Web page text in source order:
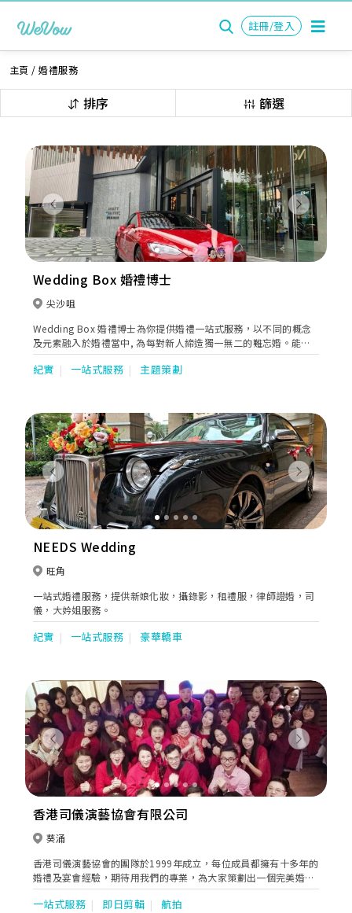
註冊/登入
主頁 /婚禮服務
排序 篩選
Previous Next
Wedding Box 婚禮博士
尖沙咀
Wedding Box 婚禮博士為你提供婚禮一站式服務，以不同的概念
及元素融入於婚禮當中, 為每對新人締造獨一無二的難忘婚。能使
新人盡情享受 婚宴過程，賓客 “盛興而來、盡興而歸” 更是我們
的服務宗旨。而充滿熱誠的專業團隊，定能為每對新人送上細緻、
紀實 一站式服務 主題策劃
Previous Next
NEEDS Wedding
旺角
一站式婚禮服務，提供新娘化妝，攝錄影，租禮服，律師證婚，司
儀，大妗姐服務。
紀實 一站式服務 豪華轎車
Previous Next
香港司儀演藝協會有限公司
葵涌
香港司儀演藝協會的團隊於1999年成立，每位成員都擁有十多年的
婚禮及宴會經驗，期待用我們的專業，為大家策劃出一個完美婚禮
及宴會。我們通過ISO 9001:2008 國際質量管理體系及培訓認證，
成為業界首間獲頒發國際級專業水平認可證書協會。
一站式服務 即日剪輯 航拍